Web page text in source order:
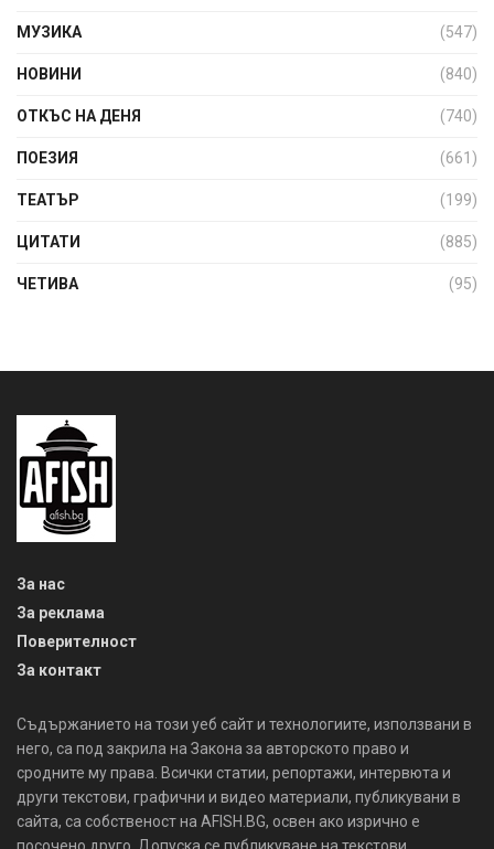
МУЗИКА (547)
НОВИНИ (840)
ОТКЪС НА ДЕНЯ (740)
ПОЕЗИЯ (661)
ТЕАТЪР (199)
ЦИТАТИ (885)
ЧЕТИВА (95)
За нас
За реклама
Поверителност
За контакт
Съдържанието на този уеб сайт и технологиите, използвани в
него, са под закрила на Закона за авторското право и
сродните му права. Всички статии, репортажи, интервюта и
други текстови, графични и видео материали, публикувани в
сайта, са собственост на AFISH.BG, освен ако изрично е
посочено друго. Допуска се публикуване на текстови